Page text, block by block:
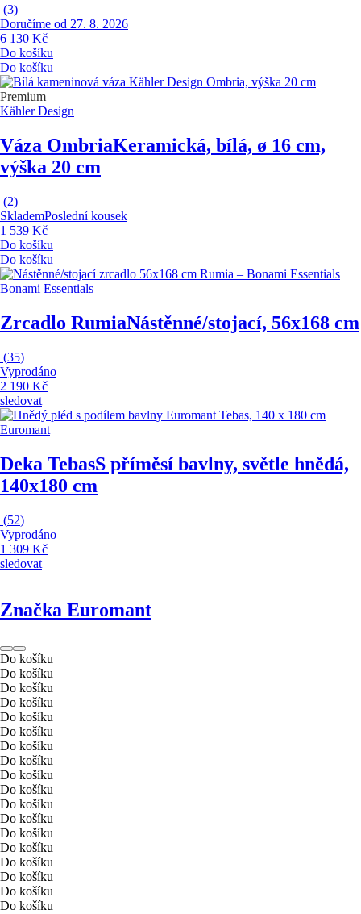
(3)
Doručíme od 27. 8. 2026
6 130 Kč
Do košíku
Do košíku
Premium
Kähler Design
Váza OmbriaKeramická, bílá, ø 16 cm,
výška 20 cm
(2)
SklademPoslední kousek
1 539 Kč
Do košíku
Do košíku
Bonami Essentials
Zrcadlo RumiaNástěnné/stojací, 56x168 cm
(35)
Vyprodáno
2 190 Kč
sledovat
Euromant
Deka TebasS příměsí bavlny, světle hnědá,
140x180 cm
(52)
Vyprodáno
1 309 Kč
sledovat
Značka Euromant
Do košíku
Do košíku
Do košíku
Do košíku
Do košíku
Do košíku
Do košíku
Do košíku
Do košíku
Do košíku
Do košíku
Do košíku
Do košíku
Do košíku
Do košíku
Do košíku
Do košíku
Do košíku